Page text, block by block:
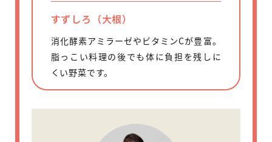
すずしろ（大根）
消化酵素アミラーゼやビタミンCが豊富。
脂っこい料理の後でも体に負担を残しに
くい野菜です。